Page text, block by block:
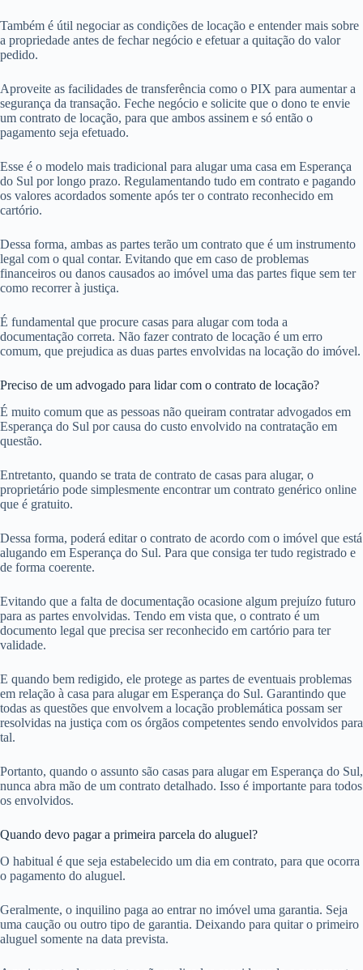
Também é útil negociar as condições de locação e entender mais sobre
a propriedade antes de fechar negócio e efetuar a quitação do valor
pedido.
Aproveite as facilidades de transferência como o PIX para aumentar a
segurança da transação. Feche negócio e solicite que o dono te envie
um contrato de locação, para que ambos assinem e só então o
pagamento seja efetuado.
Esse é o modelo mais tradicional para alugar uma casa em Esperança
do Sul por longo prazo. Regulamentando tudo em contrato e pagando
os valores acordados somente após ter o contrato reconhecido em
cartório.
Dessa forma, ambas as partes terão um contrato que é um instrumento
legal com o qual contar. Evitando que em caso de problemas
financeiros ou danos causados ao imóvel uma das partes fique sem ter
como recorrer à justiça.
É fundamental que procure casas para alugar com toda a
documentação correta. Não fazer contrato de locação é um erro
comum, que prejudica as duas partes envolvidas na locação do imóvel.
Preciso de um advogado para lidar com o contrato de locação?
É muito comum que as pessoas não queiram contratar advogados em
Esperança do Sul por causa do custo envolvido na contratação em
questão.
Entretanto, quando se trata de contrato de casas para alugar, o
proprietário pode simplesmente encontrar um contrato genérico online
que é gratuito.
Dessa forma, poderá editar o contrato de acordo com o imóvel que está
alugando em Esperança do Sul. Para que consiga ter tudo registrado e
de forma coerente.
Evitando que a falta de documentação ocasione algum prejuízo futuro
para as partes envolvidas. Tendo em vista que, o contrato é um
documento legal que precisa ser reconhecido em cartório para ter
validade.
E quando bem redigido, ele protege as partes de eventuais problemas
em relação à casa para alugar em Esperança do Sul. Garantindo que
todas as questões que envolvem a locação problemática possam ser
resolvidas na justiça com os órgãos competentes sendo envolvidos para
tal.
Portanto, quando o assunto são casas para alugar em Esperança do Sul,
nunca abra mão de um contrato detalhado. Isso é importante para todos
os envolvidos.
Quando devo pagar a primeira parcela do aluguel?
O habitual é que seja estabelecido um dia em contrato, para que ocorra
o pagamento do aluguel.
Geralmente, o inquilino paga ao entrar no imóvel uma garantia. Seja
uma caução ou outro tipo de garantia. Deixando para quitar o primeiro
aluguel somente na data prevista.